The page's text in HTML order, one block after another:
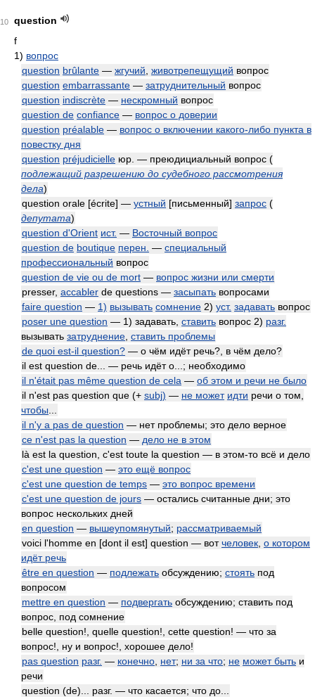
10
question
f
1) вопрос
question brûlante — жгучий животрепещущий вопрос
question embarrassante — затруднительный вопрос
question indiscrète — нескромный вопрос
question de confiance — вопрос о доверии
question préalable — вопрос о включении какого-либо пункта в
повестку дня
question préjudicielle юр. — преюдициальный вопрос (
подлежащий разрешению до судебного рассмотрения
дела)
question orale [écrite] — устный [письменный] запрос (
депутата)
question d'Orient ист. — Восточный вопрос
question de boutique перен. — специальный
профессиональный вопрос
question de vie ou de mort — вопрос жизни или смерти
presser, accabler de questions — засыпать вопросами
faire question — 1) вызывать сомнение 2) уст. задавать вопрос
poser une question — 1) задавать, ставить вопрос 2) разг.
вызывать затруднение ставить проблемы
de quoi est-il question? — о чём идёт речь?, в чём дело?
il est question de... — речь идёт о...; необходимо
il n'était pas même question de cela — об этом и речи не было
il n'est pas question que (+ subj) — не может идти речи о том,
чтобы
il n'y a pas de question — нет проблемы; это дело верное
ce n'est pas la question — дело не в этом
là est la question, c'est toute la question — в этом-то всё и дело
c'est une question — это ещё вопрос
c'est une question de temps — это вопрос времени
c'est une question de jours — остались считанные дни; это
вопрос нескольких дней
en question — вышеупомянутый; рассматриваемый
voici l'homme en [dont il est] question — вотчеловек о котором
идёт речь
être en question — подлежать обсуждению; стоять под
вопросом
mettre en question — подвергать обсуждению; ставить под
вопрос, под сомнение
belle question!, quelle question!, cette question! — что за
вопрос!, ну и вопрос!, хорошее дело!
pas question разг. — конечно нет; ни за что; не может быть и
речи
question (de)... разг. — что касается; что до...